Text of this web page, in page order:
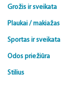
Grožis ir sveikata
Plaukai / makiažas
Sportas ir sveikata
Odos priežiūra
Stilius